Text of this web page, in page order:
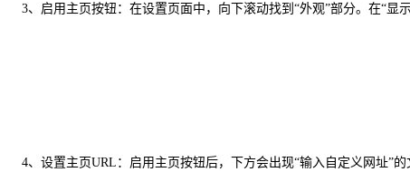
3、启用主页按钮：在设置页面中，向下滚动找到“外观”部分。在“显
4、设置主页URL：启用主页按钮后，下方会出现“输入自定义网址”